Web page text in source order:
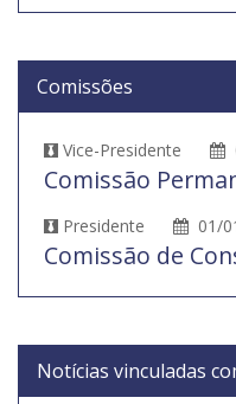
Comissões
Vice-Presidente
Comissão
Presidente 01/
Comissão de
Notícias vinculadas